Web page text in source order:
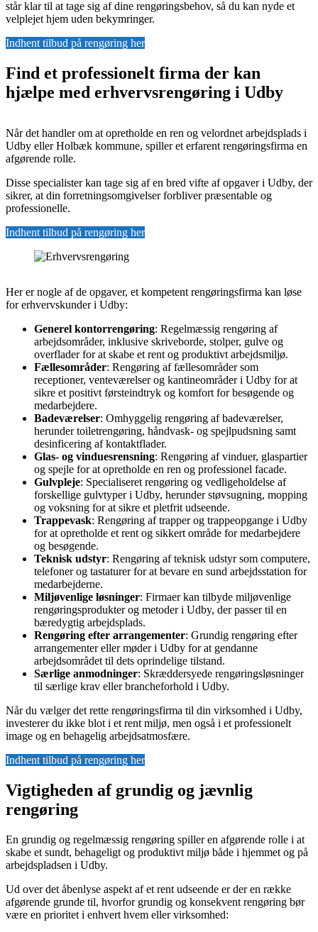
står klar til at tage sig af dine rengøringsbehov, så du kan nyde et
velplejet hjem uden bekymringer.
Indhent tilbud på rengøring her
Find et professionelt firma der kan
hjælpe med erhvervsrengøring i Udby
Når det handler om at opretholde en ren og velordnet arbejdsplads i
Udby eller Holbæk kommune, spiller et erfarent rengøringsfirma en
afgørende rolle.
Disse specialister kan tage sig af en bred vifte af opgaver i Udby, der
sikrer, at din forretningsomgivelser forbliver præsentable og
professionelle.
Indhent tilbud på rengøring her
Her er nogle af de opgaver, et kompetent rengøringsfirma kan løse
for erhvervskunder i Udby:
Generel kontorrengøring: Regelmæssig rengøring af
arbejdsområder, inklusive skriveborde, stolper, gulve og
overflader for at skabe et rent og produktivt arbejdsmiljø.
Fællesområder: Rengøring af fællesområder som
receptioner, venteværelser og kantineområder i Udby for at
sikre et positivt førsteindtryk og komfort for besøgende og
medarbejdere.
Badeværelser: Omhyggelig rengøring af badeværelser,
herunder toiletrengøring, håndvask- og spejlpudsning samt
desinficering af kontaktflader.
Glas- og vinduesrensning: Rengøring af vinduer, glaspartier
og spejle for at opretholde en ren og professionel facade.
Gulvpleje: Specialiseret rengøring og vedligeholdelse af
forskellige gulvtyper i Udby, herunder støvsugning, mopping
og voksning for at sikre et pletfrit udseende.
Trappevask: Rengøring af trapper og trappeopgange i Udby
for at opretholde et rent og sikkert område for medarbejdere
og besøgende.
Teknisk udstyr: Rengøring af teknisk udstyr som computere,
telefoner og tastaturer for at bevare en sund arbejdsstation for
medarbejderne.
Miljøvenlige løsninger: Firmaer kan tilbyde miljøvenlige
rengøringsprodukter og metoder i Udby, der passer til en
bæredygtig arbejdsplads.
Rengøring efter arrangementer: Grundig rengøring efter
arrangementer eller møder i Udby for at gendanne
arbejdsområdet til dets oprindelige tilstand.
Særlige anmodninger: Skræddersyede rengøringsløsninger
til særlige krav eller brancheforhold i Udby.
Når du vælger det rette rengøringsfirma til din virksomhed i Udby,
investerer du ikke blot i et rent miljø, men også i et professionelt
image og en behagelig arbejdsatmosfære.
Indhent tilbud på rengøring her
Vigtigheden af grundig og jævnlig
rengøring
En grundig og regelmæssig rengøring spiller en afgørende rolle i at
skabe et sundt, behageligt og produktivt miljø både i hjemmet og på
arbejdspladsen i Udby.
Ud over det åbenlyse aspekt af et rent udseende er der en række
afgørende grunde til, hvorfor grundig og konsekvent rengøring bør
være en prioritet i enhvert hvem eller virksomhed: